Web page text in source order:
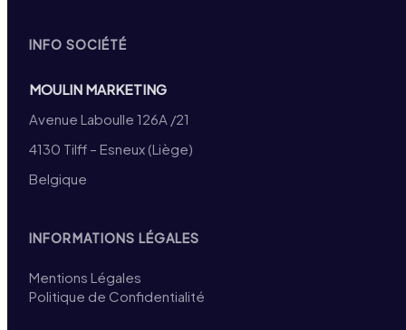
INFO SOCIÉTÉ
MOULIN MARKETING
Avenue Laboulle 126A /21
4130 Tilff – Esneux (Liège)
Belgique
INFORMATIONS LÉGALES
Mentions Légales
Politique de Confidentialité